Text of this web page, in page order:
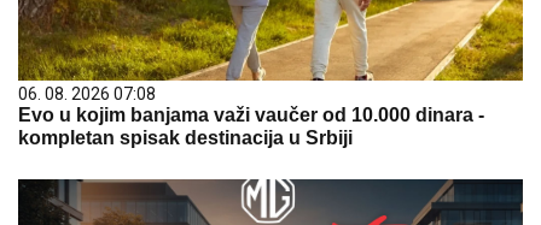
06. 08. 2026 07:08
Evo u kojim banjama važi vaučer od 10.000 dinara -
kompletan spisak destinacija u Srbiji